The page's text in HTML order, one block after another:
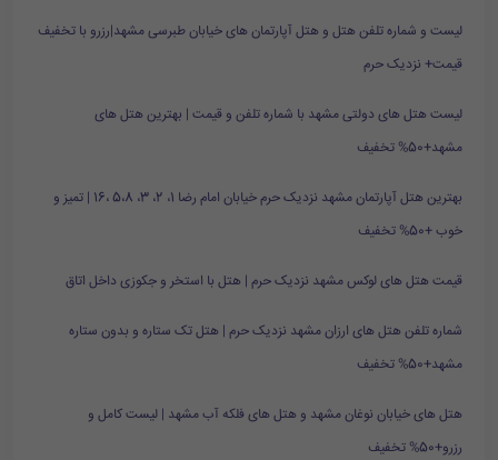
لیست و شماره تلفن هتل و هتل آپارتمان های خیابان طبرسی مشهد|رزرو با تخفیف
قیمت+ نزدیک حرم
لیست هتل های دولتی مشهد با شماره تلفن و قیمت | بهترین هتل های
مشهد+50% تخفیف
بهترین هتل آپارتمان مشهد نزدیک حرم خیابان امام رضا 1، 2، 3، 5،8 ،16 | تمیز و
خوب +50% تخفیف
قیمت هتل های لوکس مشهد نزدیک حرم | هتل با استخر و جکوزی داخل اتاق
شماره تلفن هتل های ارزان مشهد نزدیک حرم | هتل تک ستاره و بدون ستاره
مشهد+50% تخفیف
هتل های خیابان نوغان مشهد و هتل های فلکه آب مشهد | لیست کامل و
رزرو+50% تخفیف